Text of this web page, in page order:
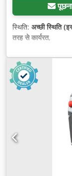
स्थिति: अच्छी स्थिति
तरह से कार्यरत,